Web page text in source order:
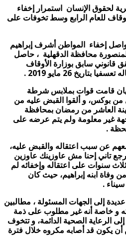
لحقوق الإنسان استمرار إخفاء
للعام الرابع وسط تخوفات على
إخفاء المواطن أشرف إبراهيم
54 عاما من المنصورة محافظة الدقهلية ، حاصل
سابق بوزارة الأوقاف
26 مايو 2019 .
قامت قوات بملابس شرطة
من بوكس، و ألقوا القبض عليه من
العاشر من رمضان بمحافظة
غير معلومة ولم يتم عرضه على
.
عن سبب اعتقاله والقبض عليه،
تاني إحنا مش عاوزينك عاوزين
سنوات على اعتقاله وإخفائه لم
وفاة ابنه إبراهيم، حيث كان
.
إلى الجهات المسئولة ، مطالبين
و خاصة أنه غير مطلوب على ذمة
الرعاية الصحية الدائمة، و تتخوف
يكون قد أصابه مكروه خلال فترة